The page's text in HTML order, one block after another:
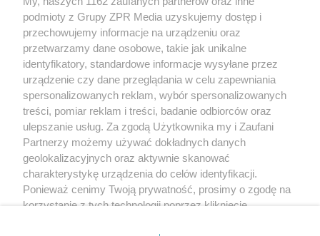
Żaden utwór zamieszczony w serwisie nie może być powielany i
rozpowszechniany lub dalej rozpowszechniany w jakikolwiek sposób (w
tym także elektroniczny lub mechaniczny) na jakimkolwiek polu
eksploatacji w jakiejkolwiek formie, włącznie z umieszczaniem w Internecie
bez pisemnej zgody właściciela praw. Jakiekolwiek użycie lub
wykorzystanie utworów w całości lub w części z naruszeniem prawa, tzn.
bez właściwej zgody, jest zabronione pod groźbą kary i może być ścigane
prawnie.
O nas
podmioty z Grupy ZPR Media uzyskujemy dostęp i
przechowujemy informacje na urządzeniu oraz
przetwarzamy dane osobowe, takie jak unikalne
identyfikatory, standardowe informacje wysyłane przez
urządzenie czy dane przeglądania w celu zapewniania
spersonalizowanych reklam, wybór spersonalizowanych
treści, pomiar reklam i treści, badanie odbiorców oraz
ulepszanie usług. Za zgodą Użytkownika my i Zaufani
Partnerzy możemy używać dokładnych danych
geolokalizacyjnych oraz aktywnie skanować
charakterystykę urządzenia do celów identyfikacji.
Ponieważ cenimy Twoją prywatność, prosimy o zgodę na
korzystanie z tych technologii poprzez kliknięcie